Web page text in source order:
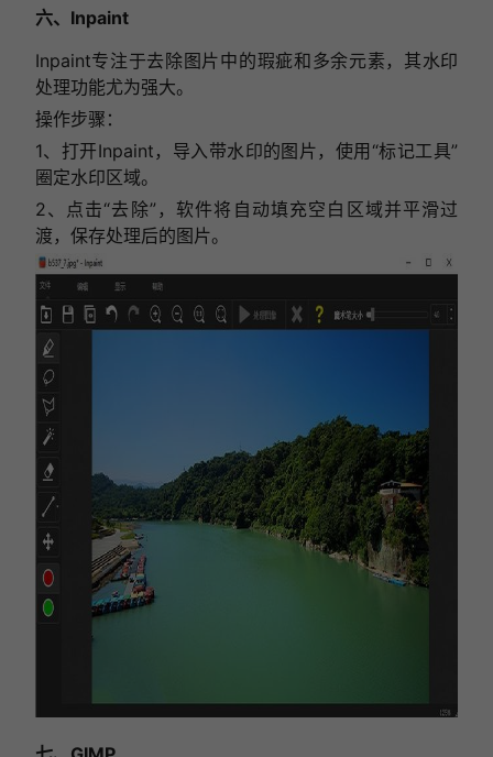
六、Inpaint
Inpaint专注于去除图片中的瑕疵和多余元素，其水印
处理功能尤为强大。
操作步骤：
1、打开Inpaint，导入带水印的图片，使用“标记工具”
圈定水印区域。
2、点击“去除”，软件将自动填充空白区域并平滑过
渡，保存处理后的图片。